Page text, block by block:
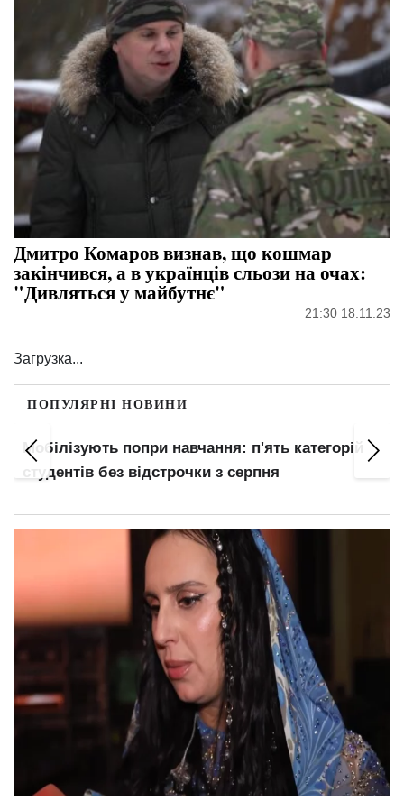
Дмитро Комаров визнав, що кошмар
закінчився, а в українців сльози на очах: ​​
"Дивляться у майбутнє"
21:30 18.11.23
Загрузка...